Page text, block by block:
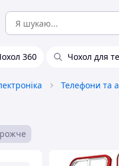
360 Чохол для
Телефони та